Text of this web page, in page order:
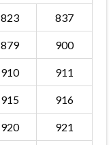
823 837
879 900
910 911
915 916
920 921